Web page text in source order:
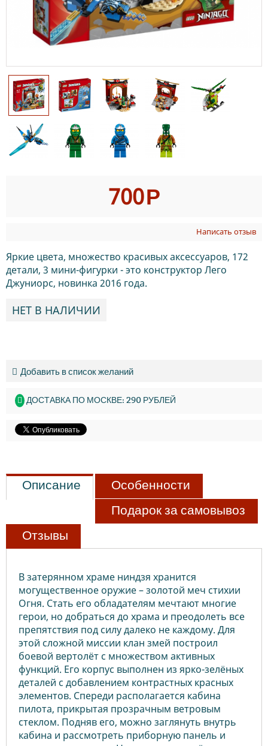
700Р
Написать отзыв
Яркие цвета, множество красивых аксессуаров, 172
детали, 3 мини-фигурки - это конструктор Лего
Джуниорс, новинка 2016 года.
НЕТ В НАЛИЧИИ
Добавить в список желаний
ДОСТАВКА ПО МОСКВЕ: 290 РУБЛЕЙ
Описание
Особенности
Подарок за самовывоз
Отзывы
В затерянном храме ниндзя хранится
могущественное оружие – золотой меч стихии
Огня. Стать его обладателям мечтают многие
герои, но добраться до храма и преодолеть все
препятствия под силу далеко не каждому. Для
этой сложной миссии клан змей построил
боевой вертолёт с множеством активных
функций. Его корпус выполнен из ярко-зелёных
деталей с добавлением контрастных красных
элементов. Спереди располагается кабина
пилота, прикрытая прозрачным ветровым
стеклом. Подняв его, можно заглянуть внутрь
кабина и рассмотреть приборную панель и